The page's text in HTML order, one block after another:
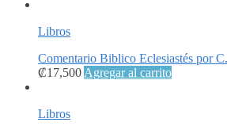
Libros
Comentario Biblico Eclesiastés por
₡17,500 Agregar al carrito
Libros